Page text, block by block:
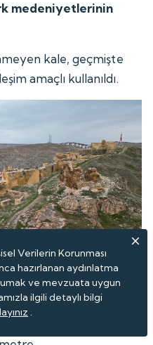
medeniyetlerinin
kale, geçmişte
amaçlı kullanıldı.
en büyük üçüncü
alan üzerinde kurulu
uzunluğu 3
Verilerin Korunması
hazırlanan aydınlatma
ve mevzuata uygun
ilgili detaylı bilgi
.